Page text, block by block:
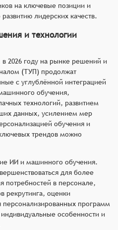
на ключевые позиции и
лидерских качеств.
и технологии
2026 году на рынке решений и
(ТУП) продолжат
с углублённой интеграцией
обучения,
технологий, развитием
данных, усилением мер
обучения и
трендов можно
ИИ и машинного обучения.
для более
потребностей в персонале,
рекрутинга, оценки
персонализированных программ
особенности и